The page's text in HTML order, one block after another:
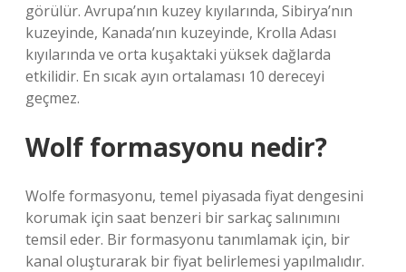
görülür. Avrupa’nın kuzey kıyılarında, Sibirya’nın
kuzeyinde, Kanada’nın kuzeyinde, Krolla Adası
kıyılarında ve orta kuşaktaki yüksek dağlarda
etkilidir. En sıcak ayın ortalaması 10 dereceyi
geçmez.
Wolf formasyonu nedir?
Wolfe formasyonu, temel piyasada fiyat dengesini
korumak için saat benzeri bir sarkaç salınımını
temsil eder. Bir formasyonu tanımlamak için, bir
kanal oluşturarak bir fiyat belirlemesi yapılmalıdır.